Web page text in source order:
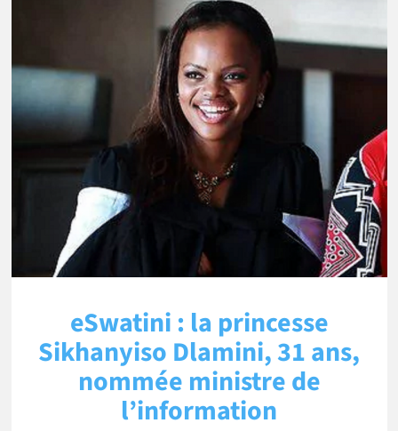
eSwatini : la princesse
Sikhanyiso Dlamini, 31 ans,
nommée ministre de
l’information